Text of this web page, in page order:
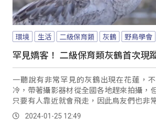
環境 生活 二級保育類 灰鶴 野鳥學會
罕見嬌客！ 二級保育類灰鶴首次現
一聽說有非常罕見的灰鶴出現在花蓮，
冷，帶著攝影器材從全國各地趕來拍攝，
只要有人靠近就會飛走，因此鳥友們也非
到這位嬌客。
2024-01-25 12:49